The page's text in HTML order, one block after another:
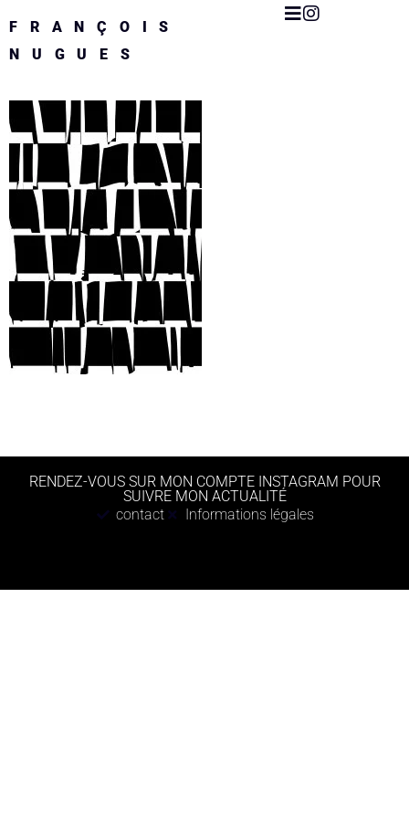
FRANÇOIS
NUGUES
RENDEZ-VOUS SUR MON COMPTE INSTAGRAM POUR
SUIVRE MON ACTUALITÉ
contact
Informations légales